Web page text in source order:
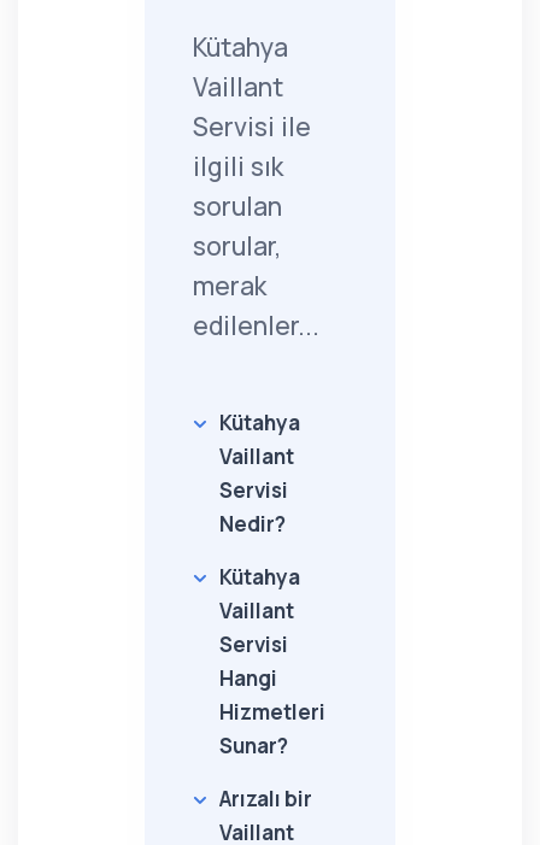
Kütahya
Vaillant
Servisi ile
ilgili sık
sorulan
sorular,
merak
edilenler...
Kütahya
Vaillant
Servisi
Nedir?
Kütahya
Vaillant
Servisi
Hangi
Hizmetleri
Sunar?
Arızalı bir
Vaillant